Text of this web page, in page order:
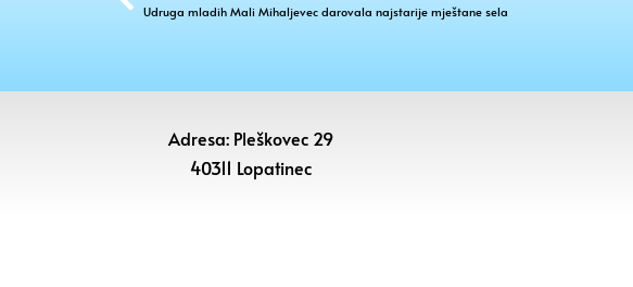
Udruga mladih Mali Mihaljevec darovala najstarije mještane sela
Adresa: Pleškovec 29
40311 Lopatinec